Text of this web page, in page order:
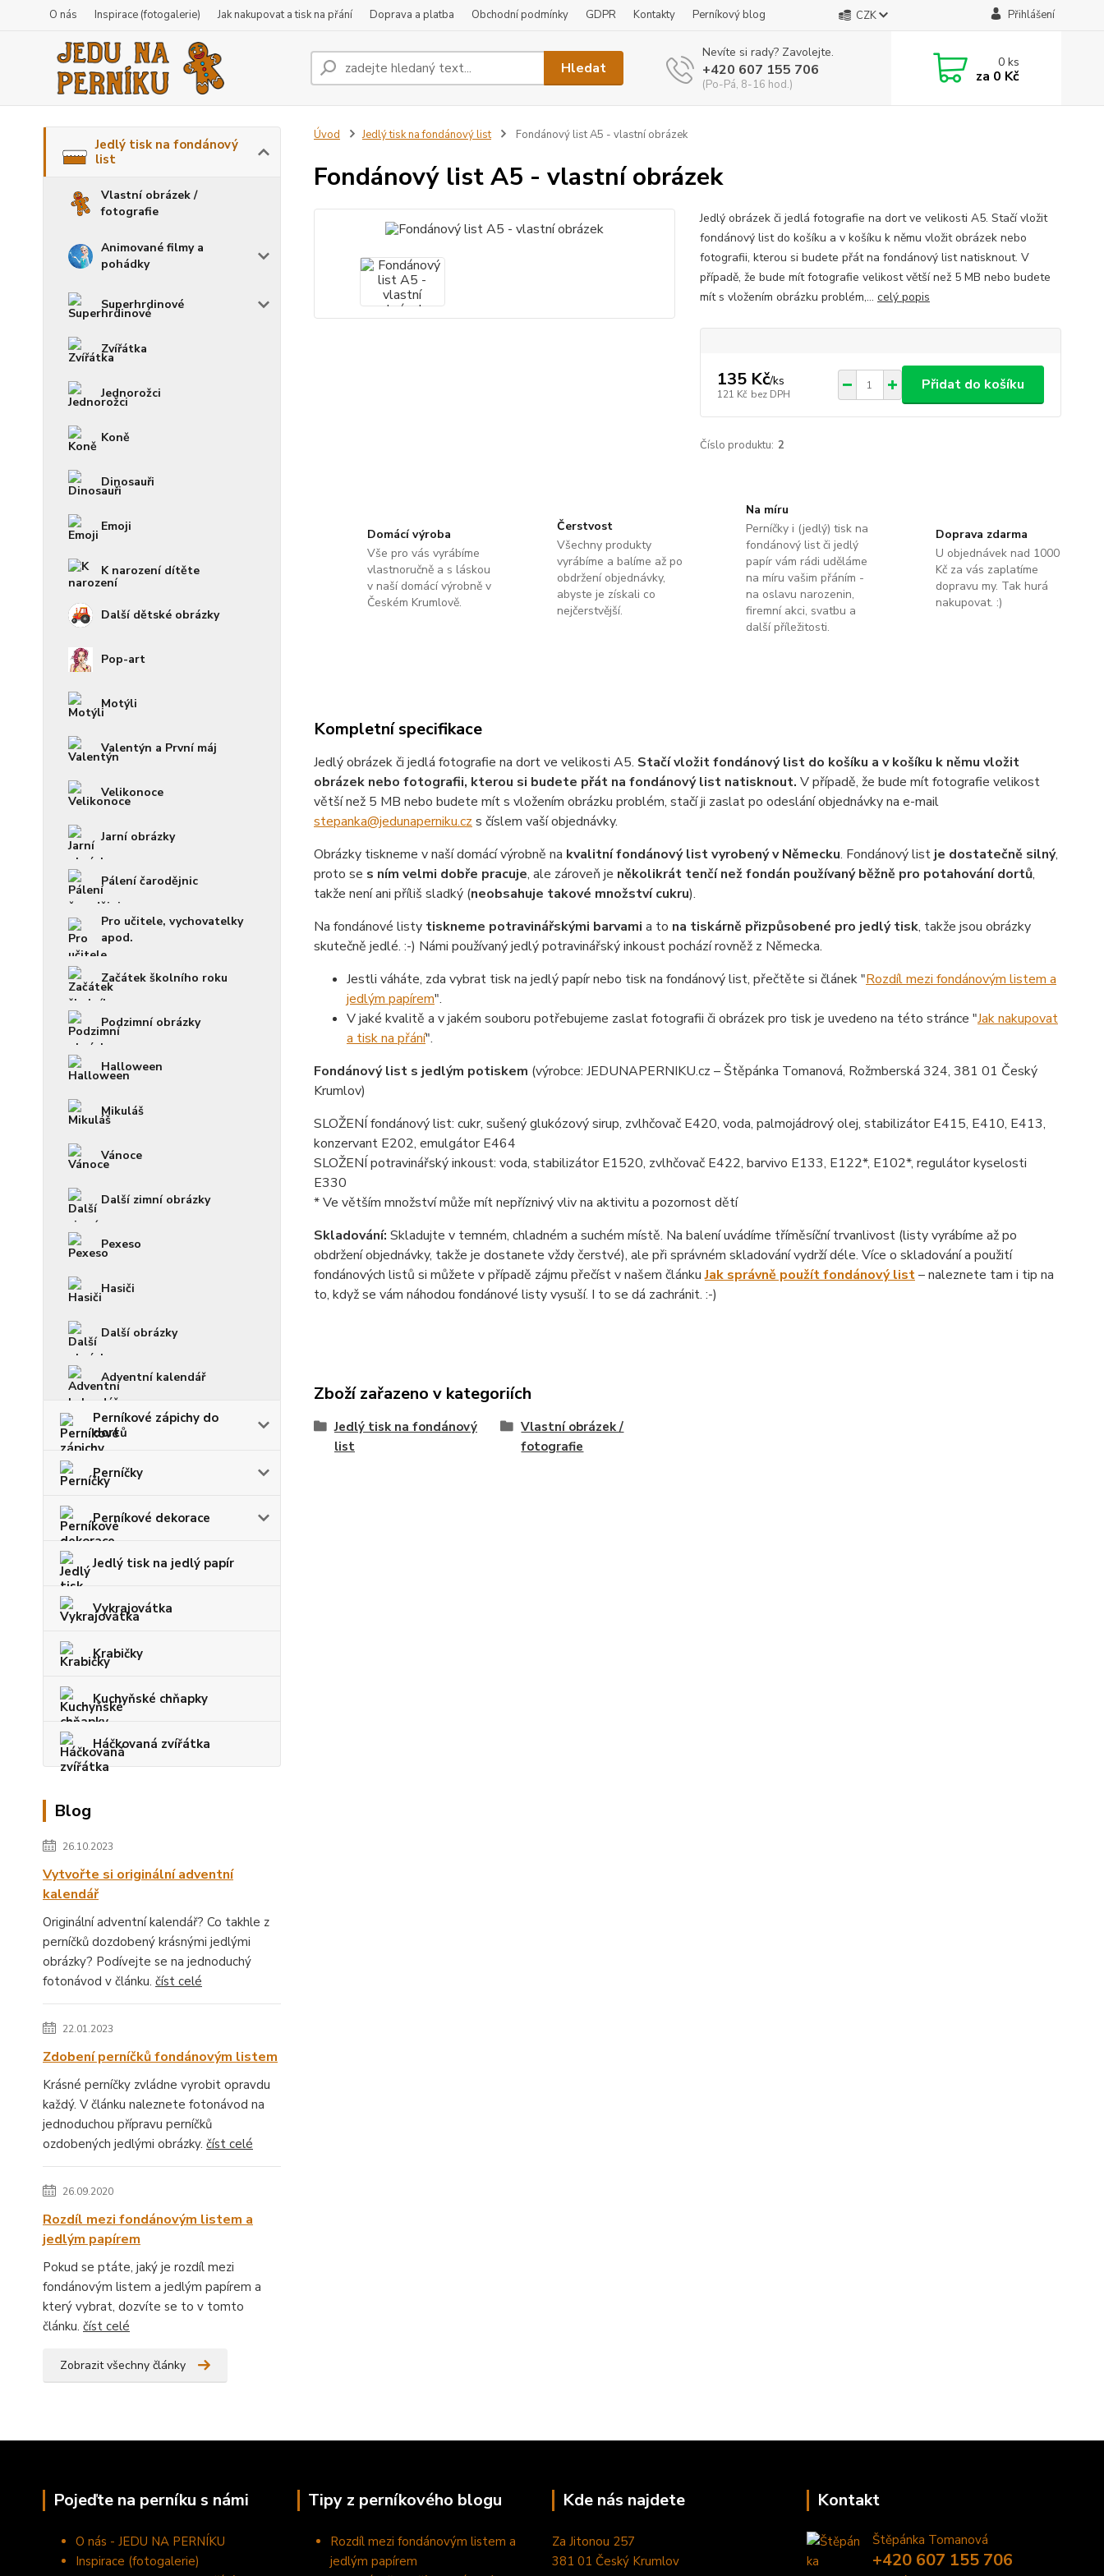
O nás Inspirace (fotogalerie) Jak nakupovat a tisk na přání Doprava a platba Obchodní podmínky GDPR Kontakty Perníkový blog CZK Přihlášení
Hledat
Nevíte si rady? Zavolejte.
+420 607 155 706
(Po-Pá, 8-16 hod.)
0ks
za 0 Kč
Jedlý tisk na fondánový
list
Vlastní obrázek /
fotografie
Animované filmy a
pohádky
Superhrdinové
Zvířátka
Jednorožci
Koně
Dinosauři
Emoji
K narození dítěte
Další dětské obrázky
Pop-art
Motýli
Valentýn a První máj
Velikonoce
Jarní obrázky
Pálení čarodějnic
Pro učitele, vychovatelky
apod.
Začátek školního roku
Podzimní obrázky
Halloween
Mikuláš
Vánoce
Další zimní obrázky
Pexeso
Hasiči
Další obrázky
Adventní kalendář
Perníkové zápichy do
dortů
Perníčky
Perníkové dekorace
Jedlý tisk na jedlý papír
Vykrajovátka
Krabičky
Kuchyňské chňapky
Háčkovaná zvířátka
Blog
26.10.2023
Vytvořte si originální adventní
kalendář
Originální adventní kalendář? Co takhle z
perníčků dozdobený krásnými jedlými
obrázky? Podívejte se na jednoduchý
fotonávod v článku. číst celé
22.01.2023
Zdobení perníčků fondánovým listem
Krásné perníčky zvládne vyrobit opravdu
každý. V článku naleznete fotonávod na
jednoduchou přípravu perníčků
ozdobených jedlými obrázky. číst celé
26.09.2020
Rozdíl mezi fondánovým listem a
jedlým papírem
Pokud se ptáte, jaký je rozdíl mezi
fondánovým listem a jedlým papírem a
který vybrat, dozvíte se to v tomto
článku. číst celé
Zobrazit všechny články
Úvod Jedlý tisk na fondánový list Fondánový list A5 - vlastní obrázek
Fondánový list A5 - vlastní obrázek
Jedlý obrázek či jedlá fotografie na dort ve velikosti A5. Stačí vložit
fondánový list do košíku a v košíku k němu vložit obrázek nebo
fotografii, kterou si budete přát na fondánový list natisknout. V
případě, že bude mít fotografie velikost větší než 5 MB nebo budete
mít s vložením obrázku problém,... celý popis
135 Kč/ks
121 Kč bez DPH
Přidat do košíku
Číslo produktu: 2
Domácí výroba
Vše pro vás vyrábíme
vlastnoručně a s láskou
v naší domácí výrobně v
Českém Krumlově.
Čerstvost
Všechny produkty
vyrábíme a balíme až po
obdržení objednávky,
abyste je získali co
nejčerstvější.
Na míru
Perníčky i (jedlý) tisk na
fondánový list či jedlý
papír vám rádi uděláme
na míru vašim přáním -
na oslavu narozenin,
firemní akci, svatbu a
další příležitosti.
Doprava zdarma
U objednávek nad 1000
Kč za vás zaplatíme
dopravu my. Tak hurá
nakupovat. :)
Kompletní specifikace
Jedlý obrázek či jedlá fotografie na dort ve velikosti A5. Stačí vložit fondánový list do košíku a v košíku k němu vložit
obrázek nebo fotografii, kterou si budete přát na fondánový list natisknout. V případě, že bude mít fotografie velikost
větší než 5 MB nebo budete mít s vložením obrázku problém, stačí ji zaslat po odeslání objednávky na e-mail
stepanka@jedunaperniku.cz s číslem vaší objednávky.
Obrázky tiskneme v naší domácí výrobně na kvalitní fondánový list vyrobený v Německu. Fondánový list je dostatečně silný,
proto se s ním velmi dobře pracuje, ale zároveň je několikrát tenčí než fondán používaný běžně pro potahování dortů,
takže není ani příliš sladký (neobsahuje takové množství cukru).
Na fondánové listy tiskneme potravinářskými barvami a to na tiskárně přizpůsobené pro jedlý tisk, takže jsou obrázky
skutečně jedlé. :-) Námi používaný jedlý potravinářský inkoust pochází rovněž z Německa.
Jestli váháte, zda vybrat tisk na jedlý papír nebo tisk na fondánový list, přečtěte si článek "Rozdíl mezi fondánovým listem a
jedlým papírem".
V jaké kvalitě a v jakém souboru potřebujeme zaslat fotografii či obrázek pro tisk je uvedeno na této stránce "Jak nakupovat
a tisk na přání".
Fondánový list s jedlým potiskem (výrobce: JEDUNAPERNIKU.cz – Štěpánka Tomanová, Rožmberská 324, 381 01 Český
Krumlov)
SLOŽENÍ fondánový list: cukr, sušený glukózový sirup, zvlhčovač E420, voda, palmojádrový olej, stabilizátor E415, E410, E413,
konzervant E202, emulgátor E464
SLOŽENÍ potravinářský inkoust: voda, stabilizátor E1520, zvlhčovač E422, barvivo E133, E122*, E102*, regulátor kyselosti
E330
* Ve větším množství může mít nepříznivý vliv na aktivitu a pozornost dětí
Skladování: Skladujte v temném, chladném a suchém místě. Na balení uvádíme tříměsíční trvanlivost (listy vyrábíme až po
obdržení objednávky, takže je dostanete vždy čerstvé), ale při správném skladování vydrží déle. Více o skladování a použití
fondánových listů si můžete v případě zájmu přečíst v našem článkuJak správně použít fondánový list– naleznete tam i tip na
to, když se vám náhodou fondánové listy vysuší. I to se dá zachránit. :-)
Zboží zařazeno v kategoriích
Jedlý tisk na fondánový
list
Vlastní obrázek /
fotografie
Pojeďte na perníku s námi
O nás - JEDU NA PERNÍKU
Inspirace (fotogalerie)
Tipy z perníkového blogu
Rozdíl mezi fondánovým listem a
jedlým papírem
Kde nás najdete
Za Jitonou 257
381 01 Český Krumlov
Kontakt
Štěpánka Tomanová
+420 607 155 706